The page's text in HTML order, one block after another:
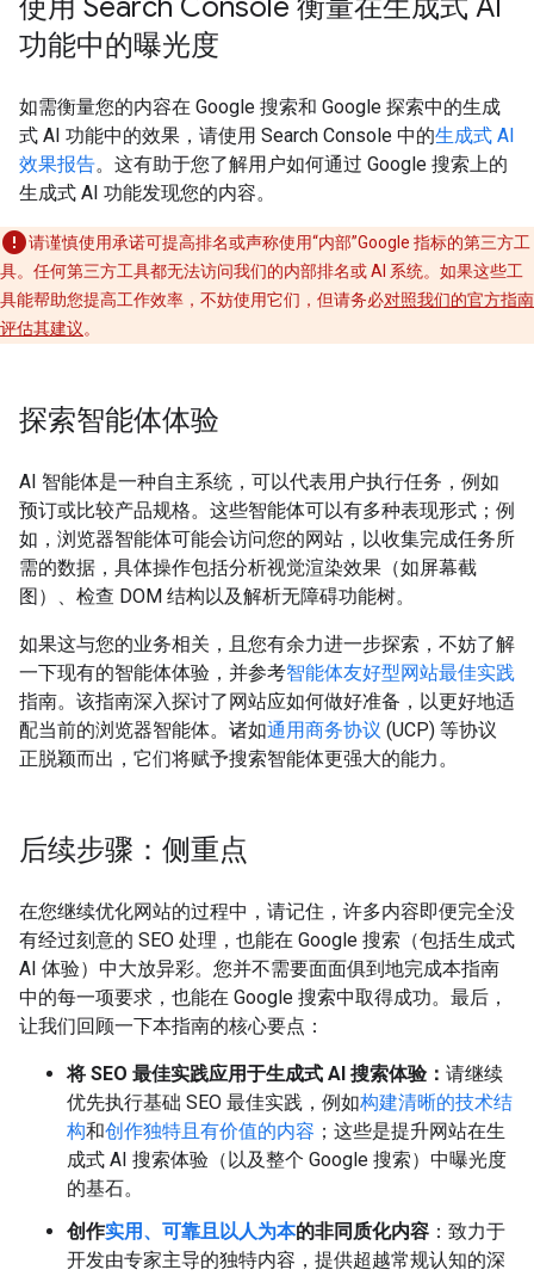
使用 Search Console 衡量在生成式 AI
功能中的曝光度
如需衡量您的内容在 Google 搜索和 Google 探索中的生成
式 AI 功能中的效果，请使用 Search Console 中的生成式 AI
效果报告。这有助于您了解用户如何通过 Google 搜索上的
生成式 AI 功能发现您的内容。
请谨慎使用承诺可提高排名或声称使用“内部”Google 指标的第三方工
具。任何第三方工具都无法访问我们的内部排名或 AI 系统。如果这些工
具能帮助您提高工作效率，不妨使用它们，但请务必对照我们的官方指南
评估其建议。
探索智能体体验
AI 智能体是一种自主系统，可以代表用户执行任务，例如
预订或比较产品规格。这些智能体可以有多种表现形式；例
如，浏览器智能体可能会访问您的网站，以收集完成任务所
需的数据，具体操作包括分析视觉渲染效果（如屏幕截
图）、检查 DOM 结构以及解析无障碍功能树。
如果这与您的业务相关，且您有余力进一步探索，不妨了解
一下现有的智能体体验，并参考智能体友好型网站最佳实践
指南。该指南深入探讨了网站应如何做好准备，以更好地适
配当前的浏览器智能体。诸如通用商务协议 (UCP) 等协议
正脱颖而出，它们将赋予搜索智能体更强大的能力。
后续步骤：侧重点
在您继续优化网站的过程中，请记住，许多内容即便完全没
有经过刻意的 SEO 处理，也能在 Google 搜索（包括生成式
AI 体验）中大放异彩。您并不需要面面俱到地完成本指南
中的每一项要求，也能在 Google 搜索中取得成功。最后，
让我们回顾一下本指南的核心要点：
将 SEO 最佳实践应用于生成式 AI 搜索体验： 请继续
优先执行基础 SEO 最佳实践，例如构建清晰的技术结
构和创作独特且有价值的内容 ；这些是提升网站在生
成式 AI 搜索体验（以及整个 Google 搜索）中曝光度
的基石。
创作实用、可靠且以人为本的非同质化内容 ：致力于
开发由专家主导的独特内容，提供超越常规认知的深